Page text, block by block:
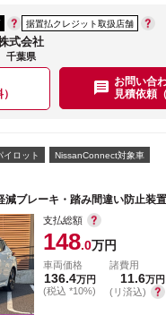
据置払クレジット取扱店舗
式会社
千葉県
お問い合
見積依頼
イロット NissanConnect対象車
減ブレーキ・踏み間違い防止装置
支払総額
148.0万円
車両価格
136.4万円
(税込 *10%)
諸費用
11.6万円
(リ済込)